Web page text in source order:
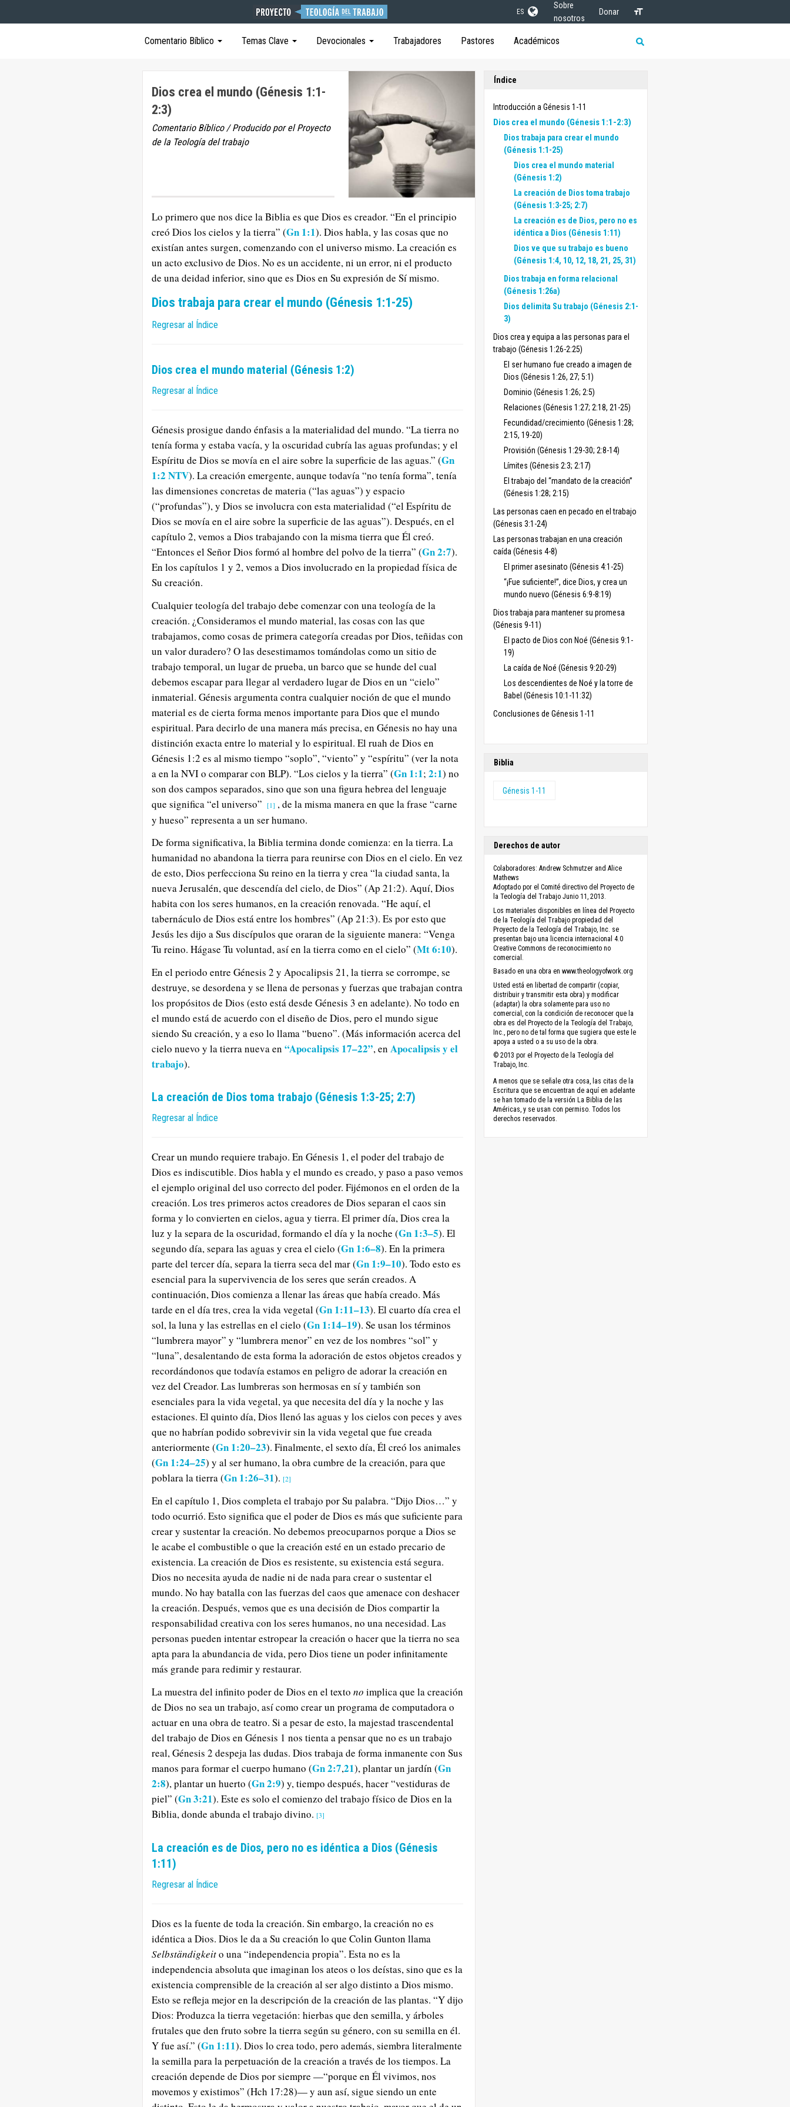
ES
Sobre
nosotros
Donar
Comentario Bíblico Temas Clave Devocionales Trabajadores Pastores Académicos
Dios crea el mundo (Génesis 1:1-
2:3)
Comentario Bíblico / Producido por el Proyecto
de la Teología del trabajo
Lo primero que nos dice la Biblia es que Dios es creador. “En el principio
creó Dios los cielos y la tierra” (Gn 1:1). Dios habla, y las cosas que no
existían antes surgen, comenzando con el universo mismo. La creación es
un acto exclusivo de Dios. No es un accidente, ni un error, ni el producto
de una deidad inferior, sino que es Dios en Su expresión de Sí mismo.
Dios trabaja para crear el mundo (Génesis 1:1-25)
Regresar al Índice
Dios crea el mundo material (Génesis 1:2)
Regresar al Índice
Génesis prosigue dando énfasis a la materialidad del mundo. “La tierra no
tenía forma y estaba vacía, y la oscuridad cubría las aguas profundas; y el
Espíritu de Dios se movía en el aire sobre la superficie de las aguas.” (Gn
1:2 NTV). La creación emergente, aunque todavía “no tenía forma”, tenía
las dimensiones concretas de materia (“las aguas”) y espacio
(“profundas”), y Dios se involucra con esta materialidad (“el Espíritu de
Dios se movía en el aire sobre la superficie de las aguas”). Después, en el
capítulo 2, vemos a Dios trabajando con la misma tierra que Él creó.
“Entonces el Señor Dios formó al hombre del polvo de la tierra” (Gn 2:7).
En los capítulos 1 y 2, vemos a Dios involucrado en la propiedad física de
Su creación.
Cualquier teología del trabajo debe comenzar con una teología de la
creación. ¿Consideramos el mundo material, las cosas con las que
trabajamos, como cosas de primera categoría creadas por Dios, teñidas con
un valor duradero? O las desestimamos tomándolas como un sitio de
trabajo temporal, un lugar de prueba, un barco que se hunde del cual
debemos escapar para llegar al verdadero lugar de Dios en un “cielo”
inmaterial. Génesis argumenta contra cualquier noción de que el mundo
material es de cierta forma menos importante para Dios que el mundo
espiritual. Para decirlo de una manera más precisa, en Génesis no hay una
distinción exacta entre lo material y lo espiritual. El ruah de Dios en
Génesis 1:2 es al mismo tiempo “soplo”, “viento” y “espíritu” (ver la nota
a en la NVI o comparar con BLP). “Los cielos y la tierra” (Gn 1:1; 2:1) no
son dos campos separados, sino que son una figura hebrea del lenguaje
que significa “el universo”
[1] , de la misma manera en que la frase “carne
y hueso” representa a un ser humano.
De forma significativa, la Biblia termina donde comienza: en la tierra. La
humanidad no abandona la tierra para reunirse con Dios en el cielo. En vez
de esto, Dios perfecciona Su reino en la tierra y crea “la ciudad santa, la
nueva Jerusalén, que descendía del cielo, de Dios” (Ap 21:2). Aquí, Dios
habita con los seres humanos, en la creación renovada. “He aquí, el
tabernáculo de Dios está entre los hombres” (Ap 21:3). Es por esto que
Jesús les dijo a Sus discípulos que oraran de la siguiente manera: “Venga
Tu reino. Hágase Tu voluntad, así en la tierra como en el cielo” (Mt 6:10).
En el periodo entre Génesis 2 y Apocalipsis 21, la tierra se corrompe, se
destruye, se desordena y se llena de personas y fuerzas que trabajan contra
los propósitos de Dios (esto está desde Génesis 3 en adelante). No todo en
el mundo está de acuerdo con el diseño de Dios, pero el mundo sigue
siendo Su creación, y a eso lo llama “bueno”. (Más información acerca del
cielo nuevo y la tierra nueva en “Apocalipsis 17–22”, en Apocalipsis y el
trabajo).
La creación de Dios toma trabajo (Génesis 1:3-25; 2:7)
Regresar al Índice
Crear un mundo requiere trabajo. En Génesis 1, el poder del trabajo de
Dios es indiscutible. Dios habla y el mundo es creado, y paso a paso vemos
el ejemplo original del uso correcto del poder. Fijémonos en el orden de la
creación. Los tres primeros actos creadores de Dios separan el caos sin
forma y lo convierten en cielos, agua y tierra. El primer día, Dios crea la
luz y la separa de la oscuridad, formando el día y la noche (Gn 1:3–5). El
segundo día, separa las aguas y crea el cielo (Gn 1:6–8). En la primera
parte del tercer día, separa la tierra seca del mar (Gn 1:9–10). Todo esto es
esencial para la supervivencia de los seres que serán creados. A
continuación, Dios comienza a llenar las áreas que había creado. Más
tarde en el día tres, crea la vida vegetal (Gn 1:11–13). El cuarto día crea el
sol, la luna y las estrellas en el cielo (Gn 1:14–19). Se usan los términos
“lumbrera mayor” y “lumbrera menor” en vez de los nombres “sol” y
“luna”, desalentando de esta forma la adoración de estos objetos creados y
recordándonos que todavía estamos en peligro de adorar la creación en
vez del Creador. Las lumbreras son hermosas en sí y también son
esenciales para la vida vegetal, ya que necesita del día y la noche y las
estaciones. El quinto día, Dios llenó las aguas y los cielos con peces y aves
que no habrían podido sobrevivir sin la vida vegetal que fue creada
anteriormente (Gn 1:20–23). Finalmente, el sexto día, Él creó los animales
(Gn 1:24–25) y al ser humano, la obra cumbre de la creación, para que
poblara la tierra (Gn 1:26–31). [2]
En el capítulo 1, Dios completa el trabajo por Su palabra. “Dijo Dios…” y
todo ocurrió. Esto significa que el poder de Dios es más que suficiente para
crear y sustentar la creación. No debemos preocuparnos porque a Dios se
le acabe el combustible o que la creación esté en un estado precario de
existencia. La creación de Dios es resistente, su existencia está segura.
Dios no necesita ayuda de nadie ni de nada para crear o sustentar el
mundo. No hay batalla con las fuerzas del caos que amenace con deshacer
la creación. Después, vemos que es una decisión de Dios compartir la
responsabilidad creativa con los seres humanos, no una necesidad. Las
personas pueden intentar estropear la creación o hacer que la tierra no sea
apta para la abundancia de vida, pero Dios tiene un poder infinitamente
más grande para redimir y restaurar.
La muestra del infinito poder de Dios en el texto no implica que la creación
de Dios no sea un trabajo, así como crear un programa de computadora o
actuar en una obra de teatro. Si a pesar de esto, la majestad trascendental
del trabajo de Dios en Génesis 1 nos tienta a pensar que no es un trabajo
real, Génesis 2 despeja las dudas. Dios trabaja de forma inmanente con Sus
manos para formar el cuerpo humano (Gn 2:7,21), plantar un jardín (Gn
2:8), plantar un huerto (Gn 2:9) y, tiempo después, hacer “vestiduras de
piel” (Gn 3:21). Este es solo el comienzo del trabajo físico de Dios en la
Biblia, donde abunda el trabajo divino. [3]
La creación es de Dios, pero no es idéntica a Dios (Génesis
1:11)
Regresar al Índice
Dios es la fuente de toda la creación. Sin embargo, la creación no es
idéntica a Dios. Dios le da a Su creación lo que Colin Gunton llama
Selbständigkeito una “independencia propia”. Esta no es la
independencia absoluta que imaginan los ateos o los deístas, sino que es la
existencia comprensible de la creación al ser algo distinto a Dios mismo.
Esto se refleja mejor en la descripción de la creación de las plantas. “Y dijo
Dios: Produzca la tierra vegetación: hierbas que den semilla, y árboles
frutales que den fruto sobre la tierra según su género, con su semilla en él.
Y fue así.” (Gn 1:11). Dios lo crea todo, pero además, siembra literalmente
la semilla para la perpetuación de la creación a través de los tiempos. La
creación depende de Dios por siempre —“porque en Él vivimos, nos
movemos y existimos” (Hch 17:28)— y aun así, sigue siendo un ente
Índice
Introducción a Génesis 1-11
Dios crea el mundo (Génesis 1:1-2:3)
Dios trabaja para crear el mundo
(Génesis 1:1-25)
Dios crea el mundo material
(Génesis 1:2)
La creación de Dios toma trabajo
(Génesis 1:3-25; 2:7)
La creación es de Dios, pero no es
idéntica a Dios (Génesis 1:11)
Dios ve que su trabajo es bueno
(Génesis 1:4, 10, 12, 18, 21, 25, 31)
Dios trabaja en forma relacional
(Génesis 1:26a)
Dios delimita Su trabajo (Génesis 2:1-
3)
Dios crea y equipa a las personas para el
trabajo (Génesis 1:26-2:25)
El ser humano fue creado a imagen de
Dios (Génesis 1:26, 27; 5:1)
Dominio (Génesis 1:26; 2:5)
Relaciones (Génesis 1:27; 2:18, 21-25)
Fecundidad/crecimiento (Génesis 1:28;
2:15, 19-20)
Provisión (Génesis 1:29-30; 2:8-14)
Límites (Génesis 2:3; 2:17)
El trabajo del “mandato de la creación”
(Génesis 1:28; 2:15)
Las personas caen en pecado en el trabajo
(Génesis 3:1-24)
Las personas trabajan en una creación
caída (Génesis 4-8)
El primer asesinato (Génesis 4:1-25)
“¡Fue suficiente!”, dice Dios, y crea un
mundo nuevo (Génesis 6:9-8:19)
Dios trabaja para mantener su promesa
(Génesis 9-11)
El pacto de Dios con Noé (Génesis 9:1-
19)
La caída de Noé (Génesis 9:20-29)
Los descendientes de Noé y la torre de
Babel (Génesis 10:1-11:32)
Conclusiones de Génesis 1-11
Biblia
Génesis 1-11
Derechos de autor
Colaboradores: Andrew Schmutzer and Alice
Mathews
Adoptado por el Comité directivo del Proyecto de
la Teología del Trabajo Junio 11, 2013.
Los materiales disponibles en línea del Proyecto
de la Teología del Trabajo propiedad del
Proyecto de la Teología del Trabajo, Inc. se
presentan bajo una licencia internacional 4.0
Creative Commons de reconocimiento no
comercial.
Basado en una obra en www.theologyofwork.org
Usted está en libertad de compartir (copiar,
distribuir y transmitir esta obra) y modificar
(adaptar) la obra solamente para uso no
comercial, con la condición de reconocer que la
obra es del Proyecto de la Teología del Trabajo,
Inc., pero no de tal forma que sugiera que este le
apoya a usted o a su uso de la obra.
© 2013 por el Proyecto de la Teología del
Trabajo, Inc.
A menos que se señale otra cosa, las citas de la
Escritura que se encuentran de aquí en adelante
se han tomado de la versión La Biblia de las
Américas, y se usan con permiso. Todos los
derechos reservados.